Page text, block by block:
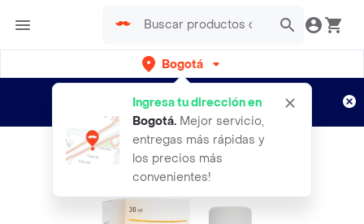
Bogotá
Ingresa tu dirección en
Bogotá. Mejor servicio,
entregas más rápidas y
los precios más
convenientes!
envíos gratis por semanas
Aplican TyC